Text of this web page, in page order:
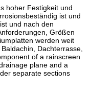
hoher Festigkeit und
ist und
und nach den
Größen
werden weit
Dachterrasse,
of a rainscreen
plane and a
separate sections